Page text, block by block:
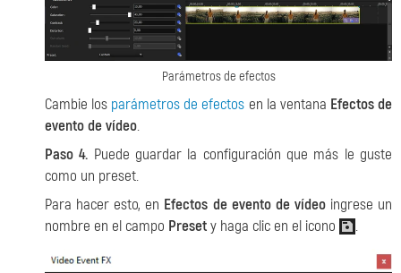
Parámetros de efectos
Cambie los parámetros de efectos en la ventana Efectos de
evento de vídeo.
Paso 4. Puede guardar la configuración que más le guste
como un preset.
Para hacer esto, en Efectos de evento de vídeoingrese un
nombre en el campo Presety haga clic en el icono .